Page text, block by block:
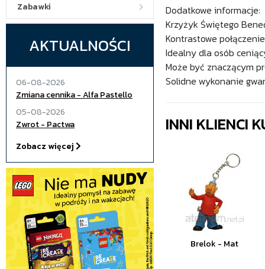
Zabawki
AKTUALNOŚCI
06-08-2026
Zmiana cennika - Alfa Pastello
05-08-2026
Zwrot - Pactwa
Zobacz więcej
Dodatkowe informacje:
Krzyżyk Świętego
Kontrastowe
Idealny dla osób
Może być znaczącym
Solidne wykonanie
INNI KLIENCI
Brelok - Mat